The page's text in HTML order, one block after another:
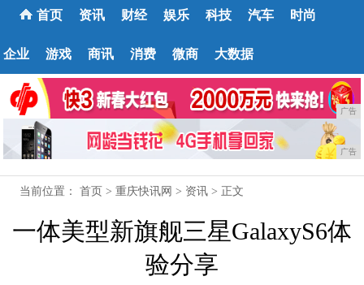
首页 资讯 财经 娱乐 科技 汽车 时尚
企业 游戏 商讯 消费 微商 大数据
广告
广告
当前位置：首页 >重庆快讯网 > 资讯 > 正文
一体美型新旗舰三星GalaxyS6体
验分享